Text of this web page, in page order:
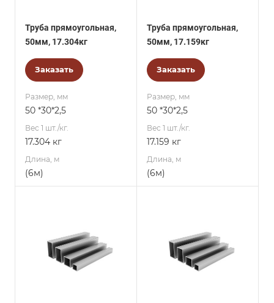
Труба прямоугольная,
50мм, 17.304кг
Заказать
Размер, мм
50 *30*2,5
Вес 1 шт./кг.
17.304 кг
Длина, м
(6м)
Труба прямоугольная,
50мм, 17.159кг
Заказать
Размер, мм
50 *30*2,5
Вес 1 шт./кг.
17.159 кг
Длина, м
(6м)